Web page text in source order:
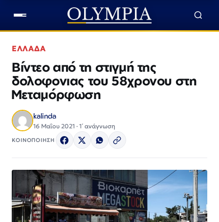
ΕΛΛΑΔΑ
Βίντεο από τη στιγμή της
δολοφονιας του 58χρονου στη
Μεταμόρφωση
kalinda
16 Μαΐου 2021 · 1΄ ανάγνωση
ΚΟΙΝΟΠΟΙΗΣΗ